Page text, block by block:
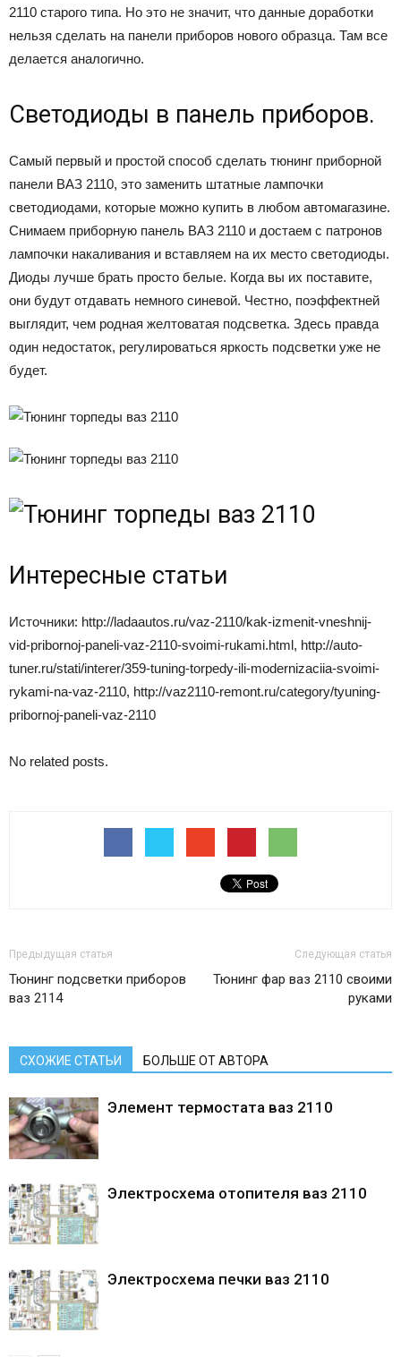
2110 старого типа. Но это не значит, что данные доработки
нельзя сделать на панели приборов нового образца. Там все
делается аналогично.
Светодиоды в панель приборов.
Самый первый и простой способ сделать тюнинг приборной
панели ВАЗ 2110, это заменить штатные лампочки
светодиодами, которые можно купить в любом автомагазине.
Снимаем приборную панель ВАЗ 2110 и достаем с патронов
лампочки накаливания и вставляем на их место светодиоды.
Диоды лучше брать просто белые. Когда вы их поставите,
они будут отдавать немного синевой. Честно, поэффектней
выглядит, чем родная желтоватая подсветка. Здесь правда
один недостаток, регулироваться яркость подсветки уже не
будет.
Интересные статьи
Источники: http://ladaautos.ru/vaz-2110/kak-izmenit-vneshnij-
vid-pribornoj-paneli-vaz-2110-svoimi-rukami.html, http://auto-
tuner.ru/stati/interer/359-tuning-torpedy-ili-modernizaciia-svoimi-
rykami-na-vaz-2110, http://vaz2110-remont.ru/category/tyuning-
pribornoj-paneli-vaz-2110
No related posts.
Предыдущая статья
Тюнинг подсветки приборов
ваз 2114
Следующая статья
Тюнинг фар ваз 2110 своими
руками
СХОЖИЕ СТАТЬИ БОЛЬШЕ ОТ АВТОРА
Элемент термостата ваз 2110
Электросхема отопителя ваз 2110
Электросхема печки ваз 2110